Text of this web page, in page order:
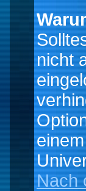
nicht
Nach